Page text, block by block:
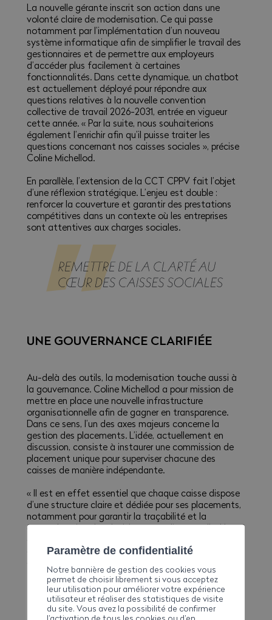
La nouvelle gérante inscrit son action dans une
volonté claire de modernisation. Ce qui passe
notamment par l’implémentation d’un nouveau
système informatique afin de simplifier le travail des
gestionnaires et de permettre aux employeurs
d’accéder plus facilement à certaines
fonctionnalités. Dans cette dynamique, un chatbot
est actuellement déployé pour répondre aux
questions relatives à la nouvelle convention
collective de travail 2026-2031, entrée en vigueur
cette année. « Par la suite, nous souhaiterions
également l’enrichir afin qu’il puisse traiter les
questions concernant nos caisses sociales », précise
Coline Michellod.
En parallèle, l’extension de la CCT CPPV fait l’objet
d’une réflexion stratégique. L’enjeu est double :
renforcer la couverture et garantir des prestations
compétitives dans un contexte où les entreprises
sont attentives aux charges sociales.
UNE GOUVERNANCE CLARIFIÉE
Au-delà des outils, la modernisation touche aussi à
la gouvernance. Coline Michellod a pour mission de
mettre en place une nouvelle infrastructure
organisationnelle afin de gagner en transparence.
Dans ce sens, l’un des axes majeurs concerne la
gestion des placements. L’idée, actuellement en
discussion, consiste à instaurer une commission de
placement unique pour superviser chacune des
caisses de manière indépendante.
« Il est en effet essentiel que chaque caisse dispose
d’une structure claire et dédiée pour ses placements,
notamment pour garantir la traçabilité et la
compréhension des décisions », souligne-t-elle. Une
confiance des partenaires sociaux et des entreprises
TRANSPARENCE ET
Paramètre de confidentialité
Notre bannière de gestion des cookies vous
permet de choisir librement si vous acceptez
leur utilisation pour améliorer votre expérience
utilisateur et réaliser des statistiques de visite
du site. Vous avez la possibilité de confirmer